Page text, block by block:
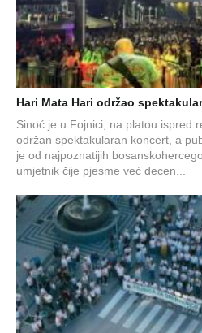
Hari Mata Hari održao
Sinoć je u Fojnici, na platou ispred
održan spektakularan koncert, a
je od najpoznatijih
umjetnik čije pjesme već decen...